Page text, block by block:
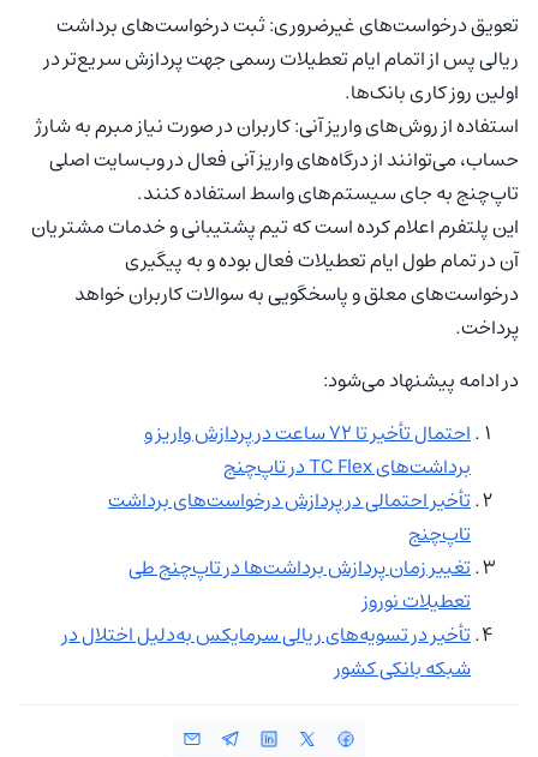
تعویق درخواست‌های غیرضروری: ثبت درخواست‌های برداشت
ریالی پس از اتمام ایام تعطیلات رسمی جهت پردازش سریع‌تر در
اولین روز کاری بانک‌ها.
استفاده از روش‌های واریز آنی: کاربران در صورت نیاز مبرم به شارژ
حساب، می‌توانند از درگاه‌های واریز آنی فعال در وب‌سایت اصلی
تاپ‌چنج به جای سیستم‌های واسط استفاده کنند.
این پلتفرم اعلام کرده است که تیم پشتیبانی و خدمات مشتریان
آن در تمام طول ایام تعطیلات فعال بوده و به پیگیری
درخواست‌های معلق و پاسخگویی به سوالات کاربران خواهد
پرداخت.
در ادامه پیشنهاد می‌شود:
احتمال تأخیر تا ۷۲ ساعت در پردازش واریز و
برداشت‌های TC Flex در تاپ‌چنج
تأخیر احتمالی در پردازش درخواست‌های برداشت
تاپ‌چنج
تغییر زمان پردازش برداشت‌ها در تاپ‌چنج طی
تعطیلات نوروز
تأخیر در تسویه‌های ریالی سرمایکس به‌دلیل اختلال در
شبکه بانکی کشور